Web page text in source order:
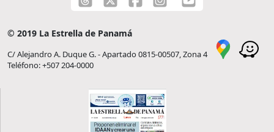
© 2019 La Estrella de Panamá
C/ Alejandro A. Duque G. - Apartado 0815-00507, Zona 4
Teléfono: +507 204-0000